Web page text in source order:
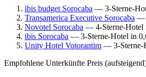
ibis budget Sorocaba — 3-Sterne-
Transamerica Executive Sorocaba —
Novotel Sorocaba — 4-Sterne-Hotel
ibis Sorocaba — 3-Sterne-Hotel in
Unity Hotel Votorantim — 3-Sterne-
Empfohlene Unterkünfte Preis